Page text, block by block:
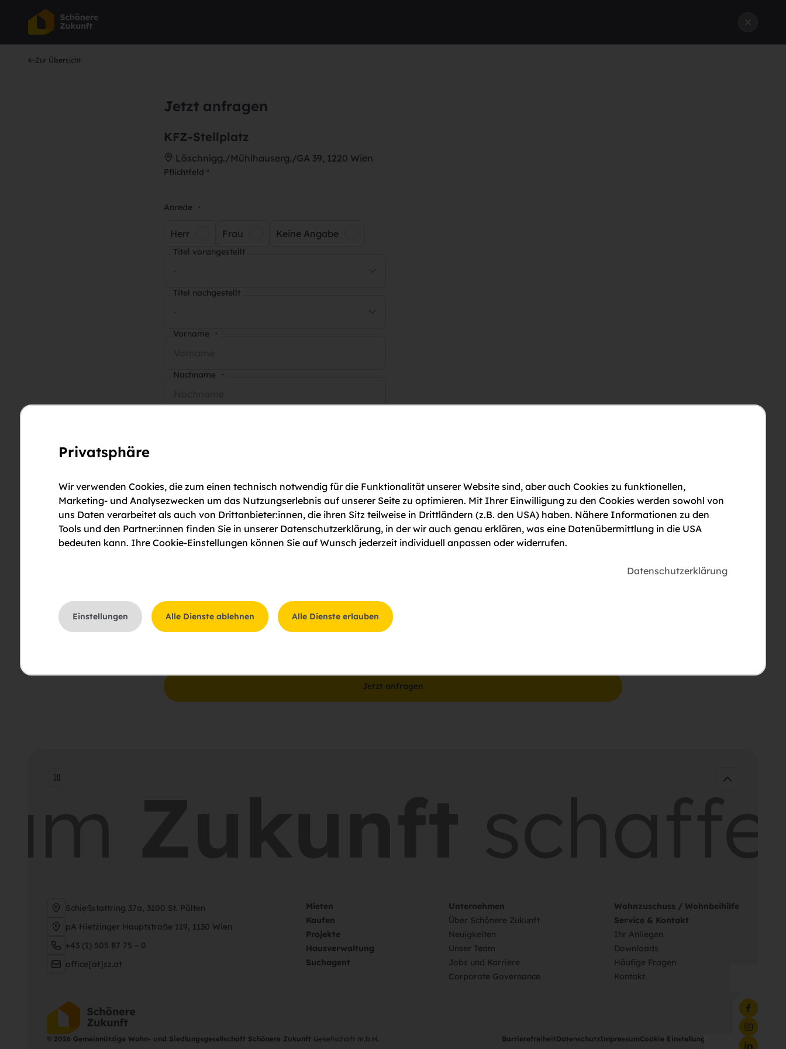
Zur Übersicht
Jetzt anfragen
KFZ-Stellplatz
Löschnigg./Mühlhauserg./GA 39, 1220 Wien
Pflichtfeld *
Anrede *
Herr Frau Keine Angabe
Titel vorangestellt
Titel nachgestellt
Vorname *
Nachname *
Anmerkungen
Bitte um Rückruf
Bitte um eine Besichtigung
Schießstattring 37a, 3100 St. Pölten
pA Hietzinger Hauptstraße 119, 1130 Wien
+43 (1) 505 87 75 – 0
office[at]sz.at
Mieten
Kaufen
Projekte
Hausverwaltung
Suchagent
Unternehmen
Über Schönere Zukunft
Neuigkeiten
Unser Team
Jobs und Karriere
Corporate Governance
Wohnzuschuss / Wohnbeihilfe
Service & Kontakt
Ihr Anliegen
Downloads
Häufige Fragen
Kontakt
© 2026 Gemeinnützige Wohn- und Siedlungsgesellschaft Schönere Zukunft Gesellschaft m.b.H. BarrierefreiheitDatenschutzImpressumCookie Einstellungen
Privatsphäre
Wir verwenden Cookies, die zum einen technisch notwendig für die Funktionalität unserer Website sind, aber auch Cookies zu funktionellen,
Marketing- und Analysezwecken um das Nutzungserlebnis auf unserer Seite zu optimieren. Mit Ihrer Einwilligung zu den Cookies werden sowohl von
uns Daten verarbeitet als auch von Drittanbieter:innen, die ihren Sitz teilweise in Drittländern (z.B. den USA) haben. Nähere Informationen zu den
Tools und den Partner:innen finden Sie in unserer Datenschutzerklärung, in der wir auch genau erklären, was eine Datenübermittlung in die USA
bedeuten kann. Ihre Cookie-Einstellungen können Sie auf Wunsch jederzeit individuell anpassen oder widerrufen.
Datenschutzerklärung
Einstellungen Alle Dienste ablehnen Alle Dienste erlauben